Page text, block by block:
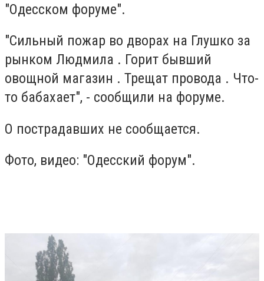
"Одесском форуме".
"Сильный пожар во дворах на Глушко за
рынком Людмила . Горит бывший
овощной магазин . Трещат провода . Что-
то бабахает", - сообщили на форуме.
О пострадавших не сообщается.
Фото, видео: "Одесский форум".